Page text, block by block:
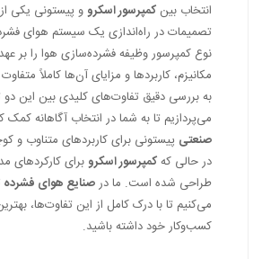
انتخاب بین کمپرسور اسکروو پیستونی یکی
تصمیمات در راه‌اندازی یک سیستم هوای
نوع کمپرسور وظیفه فشرده‌سازی هوا را بر
مکانیزم، کاربردها و مزایای آن‌ها کاملاً
به بررسی دقیق تفاوت‌های کلیدی بین این دو
می‌پردازیم تا به شما در انتخاب آگاهانه کمک
صنعتی پیستونی برای کاربردهای متناوب
در حالی کهکمپرسور اسکروبرای کارکردهای
طراحی شده است. ما درصنایع هوای فشرده
می‌کنیم تا با درک کامل از این تفاوت‌ها،
کسب‌وکار خود داشته باشید.